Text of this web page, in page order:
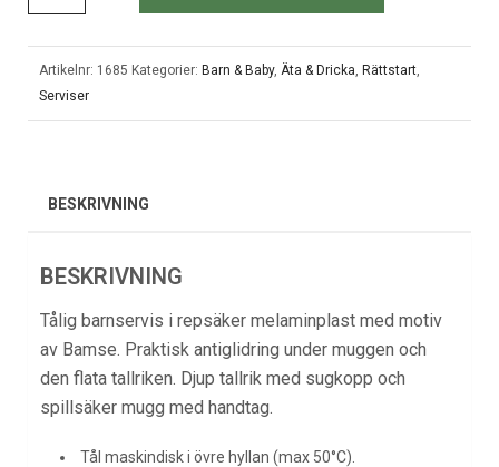
Artikelnr: 1685 Kategorier: Barn & Baby, Äta & Dricka Rättstart
Serviser
BESKRIVNING
BESKRIVNING
Tålig barnservis i repsäker melaminplast med motiv
av Bamse. Praktisk antiglidring under muggen och
den flata tallriken. Djup tallrik med sugkopp och
spillsäker mugg med handtag.
Tål maskindisk i övre hyllan (max 50°C).